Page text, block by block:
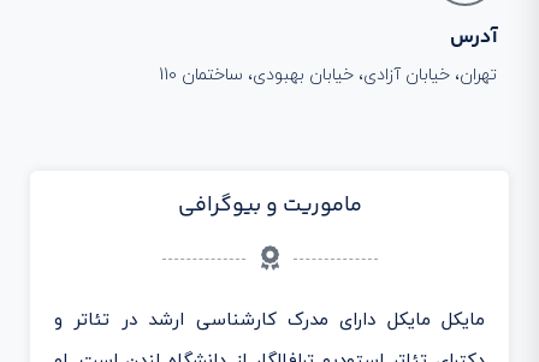
آدرس
تهران، خیابان آزادی، خیابان بهبودی، ساختمان 110
ماموریت و بیوگرافی
مایکل مایکل دارای مدرک کارشناسی ارشد در تئاتر و